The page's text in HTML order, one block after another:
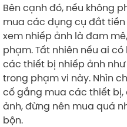
Bên cạnh đó, nếu không
mua các dụng cụ đắt
xem nhiếp ảnh là đam
phạm. Tất nhiên nếu ai
các thiết bị nhiếp ảnh
trong phạm vi này. Nhìn
cố gắng mua các thiết
ảnh, đừng nên mua quá
bộn.